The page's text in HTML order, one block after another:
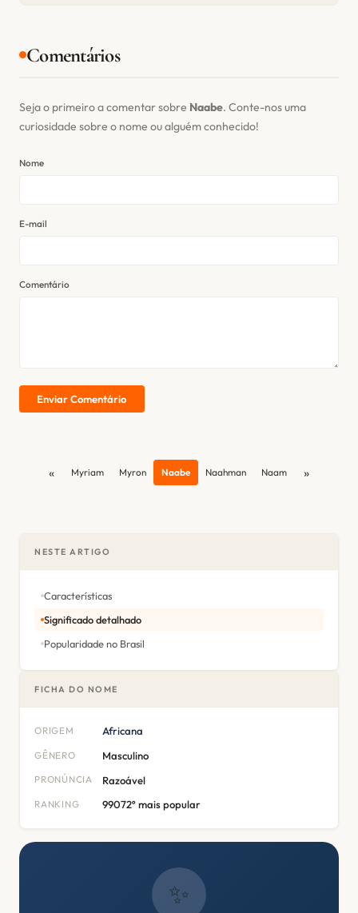
Comentários
Seja o primeiro a comentar sobre Naabe. Conte-nos uma
curiosidade sobre o nome ou alguém conhecido!
Nome
E-mail
Comentário
Enviar Comentário
« Myriam Myron Naabe Naahman Naam »
NESTE ARTIGO
Características
Significado detalhado
Popularidade no Brasil
FICHA DO NOME
ORIGEM Africana
GÊNERO Masculino
PRONÚNCIA Razoável
RANKING 99072º mais popular
✨